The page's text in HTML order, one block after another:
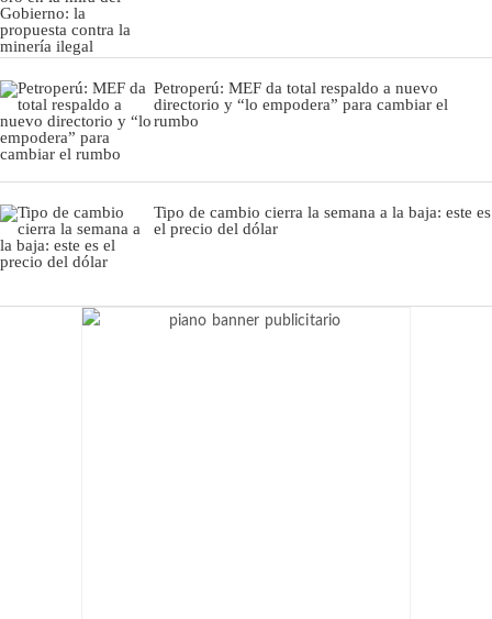
Petroperú: MEF da total respaldo a nuevo
directorio y “lo empodera” para cambiar el
rumbo
Tipo de cambio cierra la semana a la baja: este es
el precio del dólar